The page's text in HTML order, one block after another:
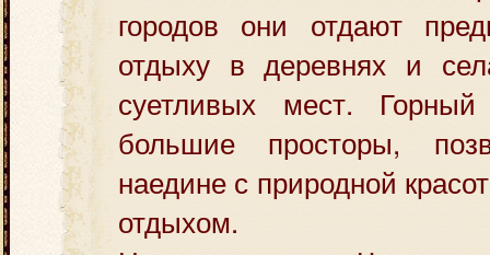
городов они отдают
отдыху в деревнях и
суетливых мест.
большие просторы,
наедине с природной
отдыхом.